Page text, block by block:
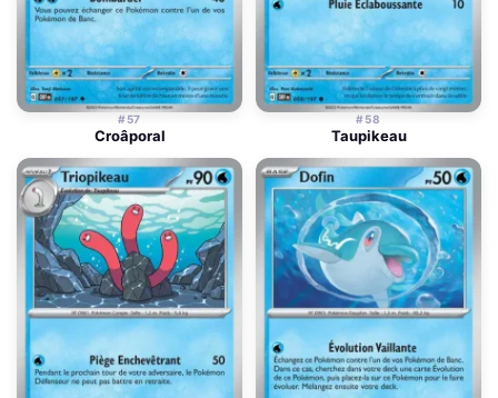
#57
Croâporal
#58
Taupikeau